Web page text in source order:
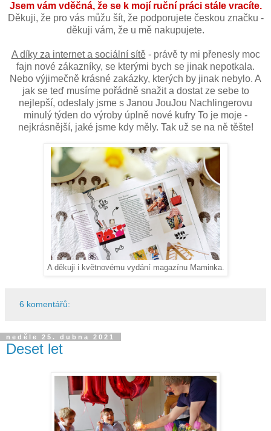
Jsem vám vděčná, že se k mojí ruční práci stále vracíte.
Děkuji, že pro vás můžu šít, že podporujete českou značku -
děkuji vám, že u mě nakupujete.
A díky za internet a sociální sítě- právě ty mi přenesly moc
fajn nové zákazníky, se kterými bych se jinak nepotkala.
Nebo výjimečně krásné zakázky, kterých by jinak nebylo. A
jak se teď musíme pořádně snažit a dostat ze sebe to
nejlepší, odeslaly jsme s Janou JouJou Nachlingerovu
minulý týden do výroby úplně nové kufry To je moje -
nejkrásnější, jaké jsme kdy měly. Tak už se na ně těšte!
A děkuji i květnovému vydání magazínu Maminka.
6 komentářů:
neděle 25. dubna 2021
Deset let